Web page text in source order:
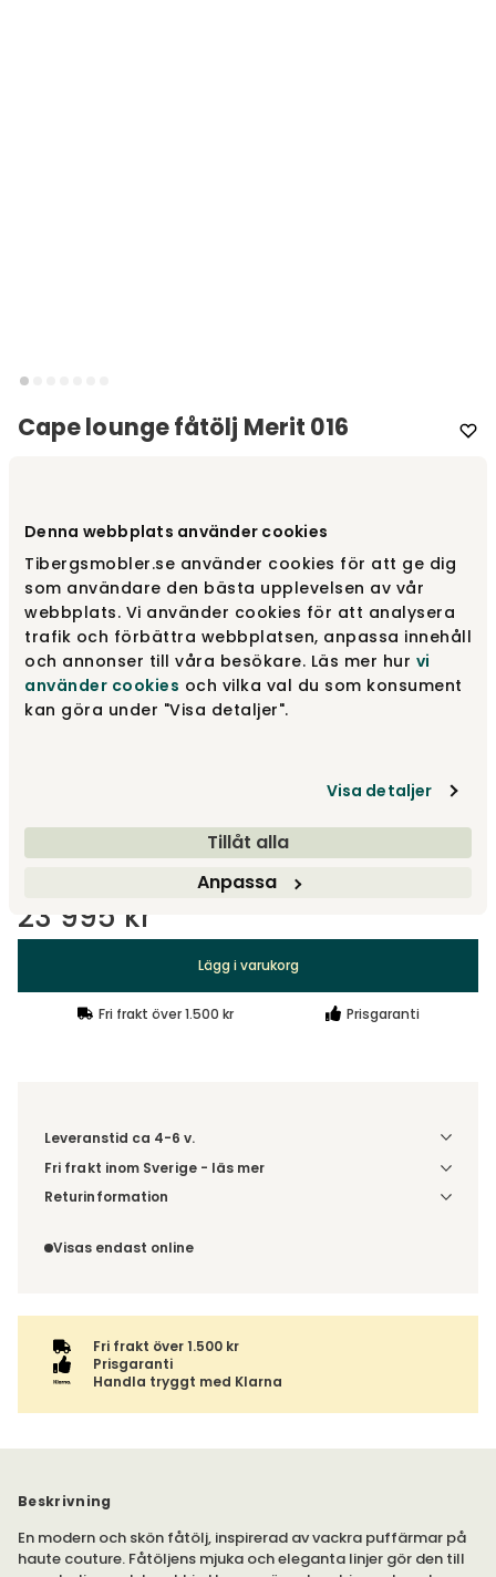
Denna webbplats använder cookies
Tibergsmobler.se använder cookies för att ge dig
som användare den bästa upplevelsen av vår
webbplats. Vi använder cookies för att analysera
trafik och förbättra webbplatsen, anpassa innehåll
och annonser till våra besökare. Läs mer hur vi
använder cookies och vilka val du som konsument
kan göra under "Visa detaljer".
Visa detaljer
Tillåt alla
Anpassa
Cape lounge fåtölj Merit 016
Välj färgMerit 016
Merit 016 23 995 kr
Merit 035 23 995 kr
23 995 kr
Visa fler +15
23 995 kr
Lägg i varukorg
Fri frakt över 1.500 kr Prisgaranti
Leveranstid ca 4-6 v.
Fri frakt inom Sverige - läs mer
Denna vara skickas till din port/tomtgräns. Innan leverans
ordern tillsammans.
Returinformation
inte av ångerrätten.
Visas endast online
Fri frakt över 1.500 kr
Prisgaranti
Handla tryggt med Klarna
Beskrivning
En modern och skön fåtölj, inspirerad av vackra puffärmar på
haute couture. Fåtöljens mjuka och eleganta linjer gör den till